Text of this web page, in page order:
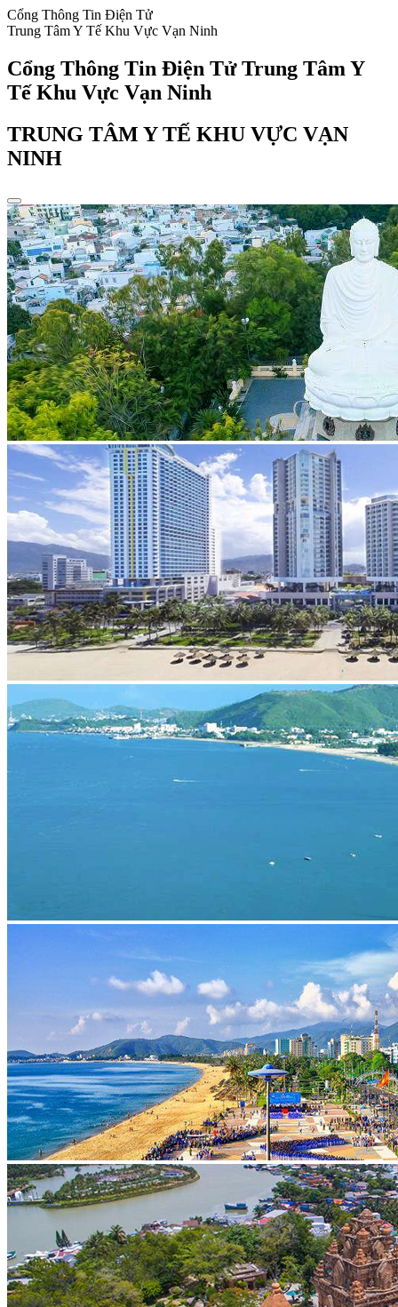
Cổng Thông Tin Điện Tử
Trung Tâm Y Tế Khu Vực Vạn Ninh
Cổng Thông Tin Điện Tử Trung Tâm Y
Tế Khu Vực Vạn Ninh
TRUNG TÂM Y TẾ KHU VỰC VẠN
NINH